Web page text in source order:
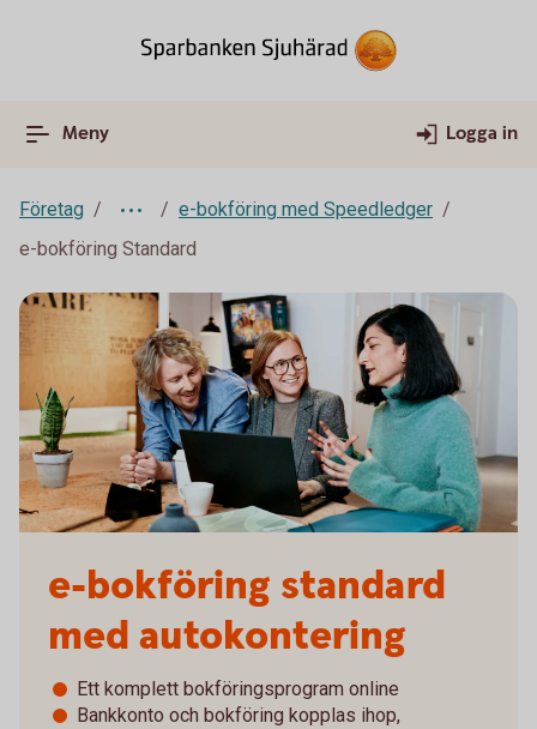
Meny Logga in
Företag
e-bokföring med Speedledger
e-bokföring Standard
e-bokföring standard
med autokontering
Ett komplett bokföringsprogram online
Bankkonto och bokföring kopplas ihop,